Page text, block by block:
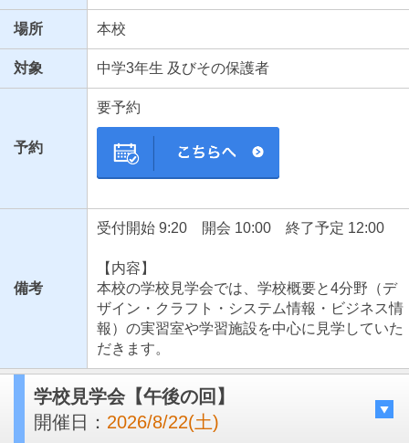
場所 本校
対象 中学3年生 及びその保護者
予約
要予約
備考
受付開始 9:20 開会 10:00 終了予定 12:00
【内容】
本校の学校見学会では、学校概要と4分野（デ
ザイン・クラフト・システム情報・ビジネス情
報）の実習室や学習施設を中心に見学していた
だきます。
学校見学会【午後の回】
開催日： 2026/8/22(土)